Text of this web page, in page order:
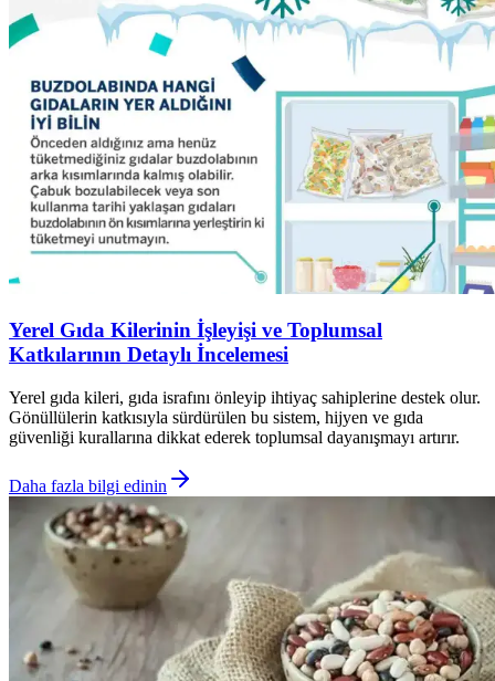
Yerel Gıda Kilerinin İşleyişi ve Toplumsal
Katkılarının Detaylı İncelemesi
Yerel gıda kileri, gıda israfını önleyip ihtiyaç sahiplerine destek olur.
Gönüllülerin katkısıyla sürdürülen bu sistem, hijyen ve gıda
güvenliği kurallarına dikkat ederek toplumsal dayanışmayı artırır.
Daha fazla bilgi edinin